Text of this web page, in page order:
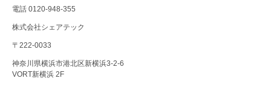
電話 0120-948-355
株式会社シェアテック
〒222-0033
神奈川県横浜市港北区新横浜3-2-6
VORT新横浜 2F